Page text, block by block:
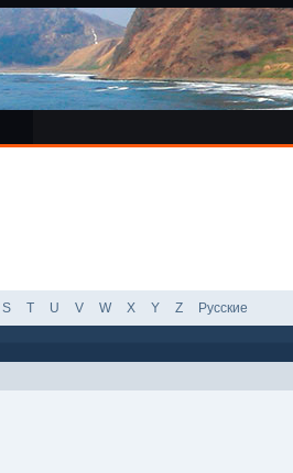
S T U V W X Y Z Русские